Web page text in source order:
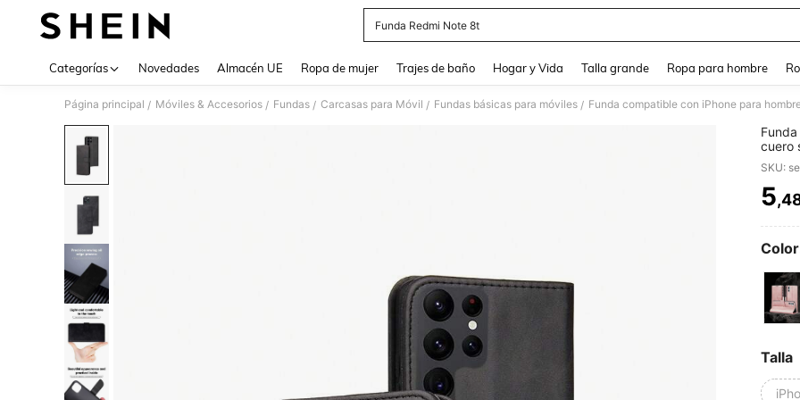
Funda Redmi Note 8t
Categorías Novedades Almacén UE Ropa de mujer Trajes de baño Hogar y Vida Talla grande Ropa para hombre
Página principal / Móviles & Accesorios / Fundas / Carcasas para Móvil / Fundas básicas para móviles /
cuero
SKU:
5
Talla